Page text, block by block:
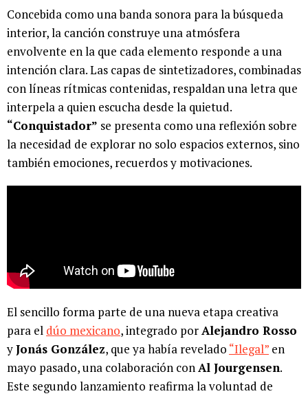
Concebida como una banda sonora para la búsqueda
interior, la canción construye una atmósfera
envolvente en la que cada elemento responde a una
intención clara. Las capas de sintetizadores, combinadas
con líneas rítmicas contenidas, respaldan una letra que
interpela a quien escucha desde la quietud.
“Conquistador” se presenta como una reflexión sobre
la necesidad de explorar no solo espacios externos, sino
también emociones, recuerdos y motivaciones.
El sencillo forma parte de una nueva etapa creativa
para el dúo mexicano, integrado porAlejandro Rosso
yJonás González, que ya había revelado “Ilegal” en
mayo pasado, una colaboración conAl Jourgensen.
Este segundo lanzamiento reafirma la voluntad de